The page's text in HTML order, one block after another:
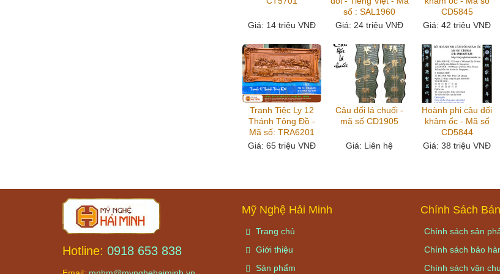
Giá: 14 triệu VNĐ
số : SAL1960
Giá: 24 triệu VNĐ
CD5845
Giá: 42 triệu VNĐ
Tranh Tiệc Ly 12
Thánh Tông Đồ -
Mã số: TRA6201
Giá: 65 triệu VNĐ
Câu đối lá chuối -
mã số CD1905
Giá: Liên hệ
Hoành phi câu đối
khảm ốc - Mã số
CD5844
Giá: 38 triệu VNĐ
Hotline: 0918 653 838
Mỹ Nghệ Hải Minh
Trang chủ
Giới thiệu
Sản phẩm
Chính Sách
Chính sách sản
Chính sách bảo
Chính sách vận